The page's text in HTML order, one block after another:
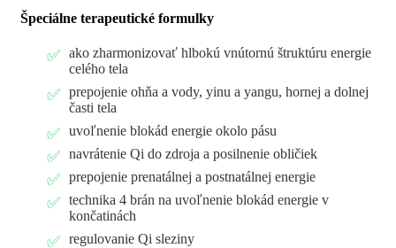
Špeciálne terapeutické formulky
ako zharmonizovať hlbokú vnútornú štruktúru energie
celého tela
prepojenie ohňa a vody, yinu a yangu, hornej a dolnej
časti tela
uvoľnenie blokád energie okolo pásu
navrátenie Qi do zdroja a posilnenie obličiek
prepojenie prenatálnej a postnatálnej energie
technika 4 brán na uvoľnenie blokád energie v
končatinách
regulovanie Qi sleziny